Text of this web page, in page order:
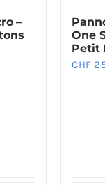
–
One
Petit
CHF